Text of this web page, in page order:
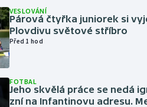
VESLOVÁNÍ
Párová čtyřka juniorek si
Plovdivu světové stříbro
Před 1 hod
FOTBAL
Jeho skvělá práce se nedá
zní na Infantinovu adresu.